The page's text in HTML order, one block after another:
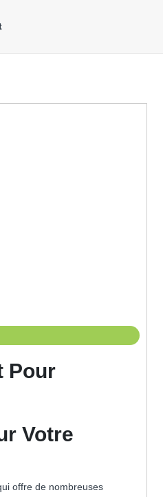
Pour
Votre
offre de nombreuses